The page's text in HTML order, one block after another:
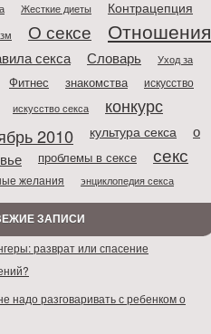
Жесткие диеты Контрацепция
О сексе Отношения
секса Словарь Уход за
Фитнес знакомства искусство
искусство секса конкурс
2010 культура секса о
проблемы в сексе секс
желания энциклопедия секса
ЗАПИСИ
разврат или спасение
надо разговаривать с ребенком о